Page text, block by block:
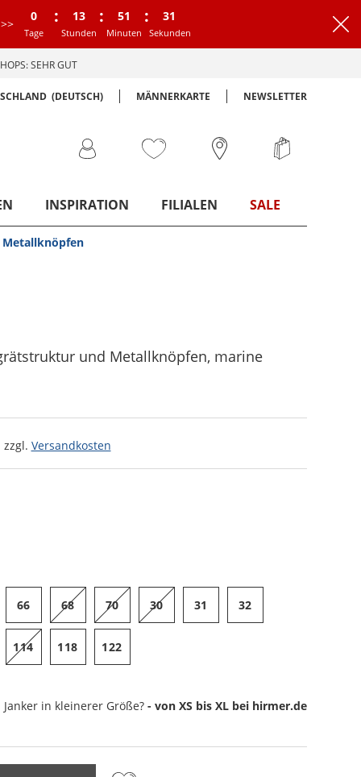
0
Tage
: 13
Stunden
: 51
Minuten
: 30
Sekunden
SEHR GUT
(DEUTSCH) MÄNNERKARTE NEWSLETTER
INSPIRATION FILIALEN SALE
und Metallknöpfen, marine
Versandkosten
66 68 70 30 31 32
114 118 122
Janker in kleinerer Größe? - von XS bis XL bei hirmer.de